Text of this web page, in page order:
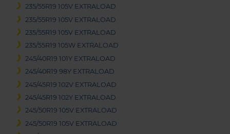
235/55R19 105V EXTRALOAD
235/55R19 105V EXTRALOAD
235/55R19 105V EXTRALOAD
235/55R19 105W EXTRALOAD
245/40R19 101Y EXTRALOAD
245/40R19 98Y EXTRALOAD
245/45R19 102V EXTRALOAD
245/45R19 102Y EXTRALOAD
245/50R19 105V EXTRALOAD
245/50R19 105V EXTRALOAD